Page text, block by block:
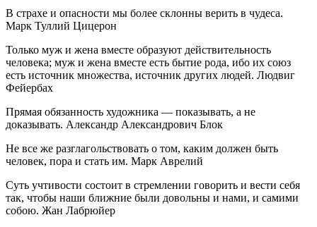
В страхе и опасности мы более склонны верить в чудеса.
Марк Туллий Цицерон
Только муж и жена вместе образуют действительность
человека; муж и жена вместе есть бытие рода, ибо их союз
есть источник множества, источник других людей. Людвиг
Фейербах
Прямая обязанность художника — показывать, а не
доказывать. Александр Александрович Блок
Не все же разглагольствовать о том, каким должен быть
человек, пора и стать им. Марк Аврелий
Суть учтивости состоит в стремлении говорить и вести себя
так, чтобы наши ближние были довольны и нами, и самими
собою. Жан Лабрюйер